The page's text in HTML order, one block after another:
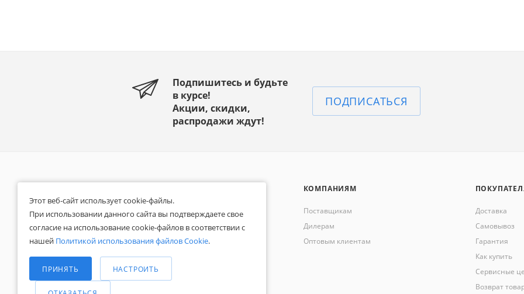
Подпишитесь и будьте
в курсе!
Акции, скидки,
распродажи ждут!
ПОДПИСАТЬСЯ
АКЦИИ
БРЕНДЫ
КОНТАКТЫ
СПРАВОЧНАЯ
Реквизиты
Наши сертификаты
Отзывы
Новости
Блог
КОМПАНИЯМ
Поставщикам
Дилерам
Оптовым клиентам
Доставка
Самовывоз
Гарантия
Как купить
Сервисные
Возврат
Этот веб-сайт использует cookie-файлы.
При использовании данного сайта вы подтверждаете свое
согласие на использование cookie-файлов в соответствии с
нашей Политикой использования файлов Cookie.
Минимальные
Аналитические/Функциональные
ПРИНЯТЬ НАСТРОИТЬ